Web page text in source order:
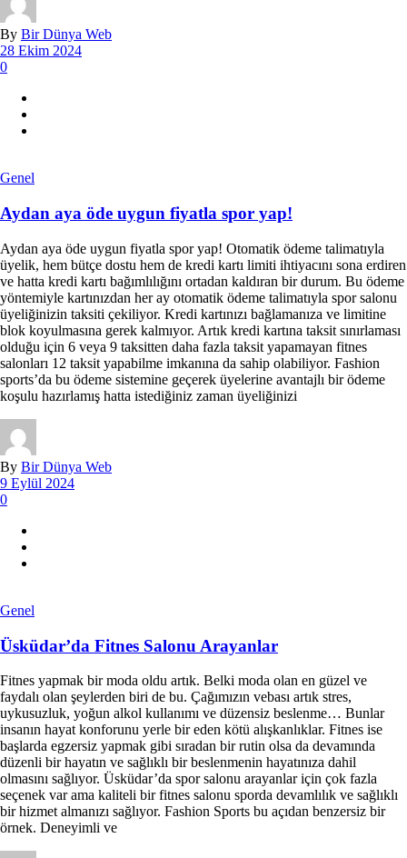
By Bir Dünya Web
28 Ekim 2024
0
Genel
Aydan aya öde uygun fiyatla spor yap!
Aydan aya öde uygun fiyatla spor yap! Otomatik ödeme talimatıyla
üyelik, hem bütçe dostu hem de kredi kartı limiti ihtiyacını sona erdiren
ve hatta kredi kartı bağımlılığını ortadan kaldıran bir durum. Bu ödeme
yöntemiyle kartınızdan her ay otomatik ödeme talimatıyla spor salonu
üyeliğinizin taksiti çekiliyor. Kredi kartınızı bağlamanıza ve limitine
blok koyulmasına gerek kalmıyor. Artık kredi kartına taksit sınırlaması
olduğu için 6 veya 9 taksitten daha fazla taksit yapamayan fitnes
salonları 12 taksit yapabilme imkanına da sahip olabiliyor. Fashion
sports’da bu ödeme sistemine geçerek üyelerine avantajlı bir ödeme
koşulu hazırlamış hatta istediğiniz zaman üyeliğinizi
By Bir Dünya Web
9 Eylül 2024
0
Genel
Üsküdar’da Fitnes Salonu Arayanlar
Fitnes yapmak bir moda oldu artık. Belki moda olan en güzel ve
faydalı olan şeylerden biri de bu. Çağımızın vebası artık stres,
uykusuzluk, yoğun alkol kullanımı ve düzensiz beslenme… Bunlar
insanın hayat konforunu yerle bir eden kötü alışkanlıklar. Fitnes ise
başlarda egzersiz yapmak gibi sıradan bir rutin olsa da devamında
düzenli bir hayatın ve sağlıklı bir beslenmenin hayatınıza dahil
olmasını sağlıyor. Üsküdar’da spor salonu arayanlar için çok fazla
seçenek var ama kaliteli bir fitnes salonu sporda devamlılık ve sağlıklı
bir hizmet almanızı sağlıyor. Fashion Sports bu açıdan benzersiz bir
örnek. Deneyimli ve